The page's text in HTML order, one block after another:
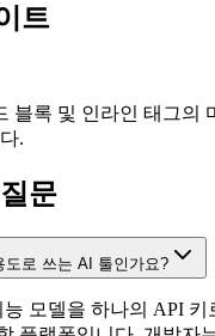
트
블록 및 인라인 태그의
.
문
도로 쓰는 AI 툴인가요?
모델을 하나의 API 키